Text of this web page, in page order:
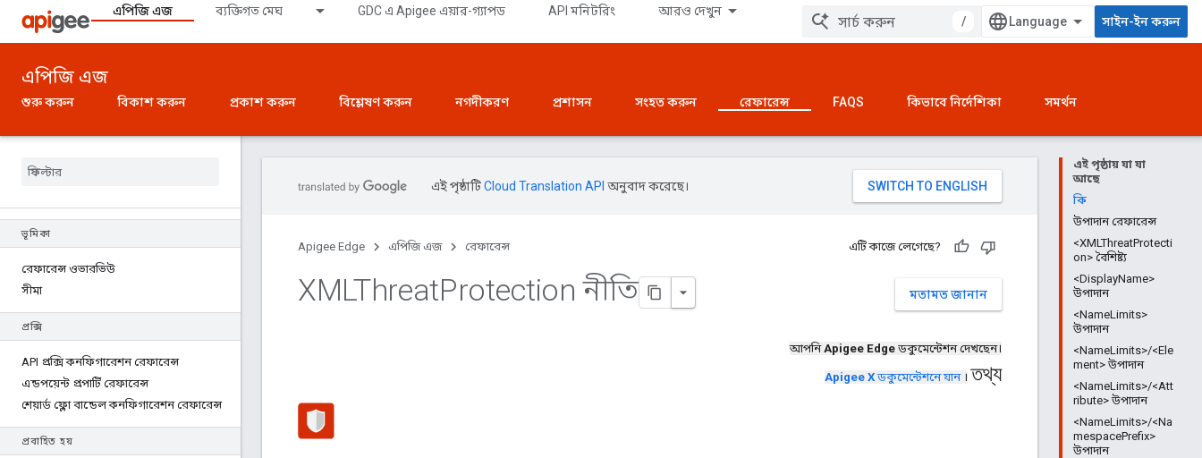
এপিজি এজ ব্যক্তিগত মেঘ GDC এ Apigee এয়ার-গ্যাপড API মনিটরিং আরও দেখুন
/ সাইন-ইন করুন
এপিজি এজ
শুরু করুন বিকাশ করুন প্রকাশ করুন বিশ্লেষণ করুন নগদীকরণ প্রশাসন সংহত করুন রেফারেন্স FAQS কিভাবে নির্দেশিকা সমর্থন
ভূমিকা
রেফারেন্স ওভারভিউ
সীমা
প্রক্সি
API প্রক্সি কনফিগারেশন রেফারেন্স
এন্ডপয়েন্ট প্রপার্টি রেফারেন্স
শেয়ার্ড ফ্লো বান্ডেল কনফিগারেশন রেফারেন্স
প্রবাহিত হয়
এই পৃষ্ঠায় যা যা
আছে
কি
উপাদান রেফারেন্স
<XMLThreatProtecti
on> বৈশিষ্ট্য
<DisplayName>
উপাদান
<NameLimits>
উপাদান
<NameLimits>/<Ele
ment> উপাদান
<NameLimits>/<Att
ribute> উপাদান
<NameLimits>/<Na
mespacePrefix>
উপাদান
এই পৃষ্ঠাটিCloud Translation API অনুবাদ করেছে।
Apigee Edge এপিজি এজ রেফারেন্স এটি কাজে লেগেছে?
মতামত জানান
XMLThreatProtection নীতি
আপনিApigee Edge ডকুমেন্টেশন দেখছেন।
Apigee X ডকুমেন্টেশনে যান। তথ্য